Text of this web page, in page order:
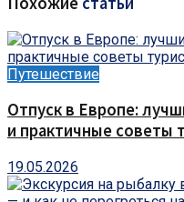
Путешествие
Отпуск в Европе:
и практичные советы
19.05.2026